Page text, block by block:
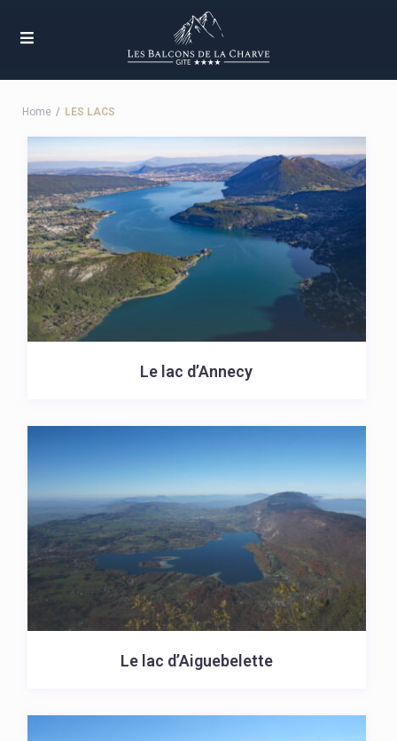
Home LES LACS
Le lac d’Annecy
Le lac d’Aiguebelette